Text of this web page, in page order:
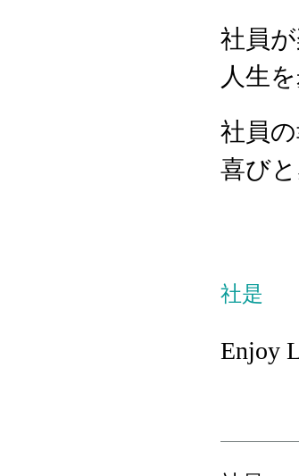
社員
人生
社員
喜び
社是
Enjoy